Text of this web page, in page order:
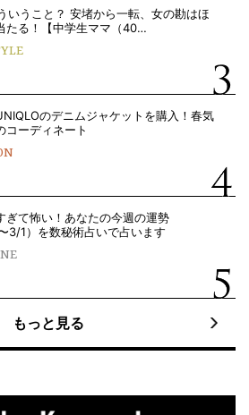
いうこと？ 安堵から一転、女の勘はほ
たる！【中学生ママ（40…
のデニムジャケットを購入！春気
コーディネート
ぎて怖い！あなたの今週の運勢
3/1）を数秘術占いで占います
もっと見る